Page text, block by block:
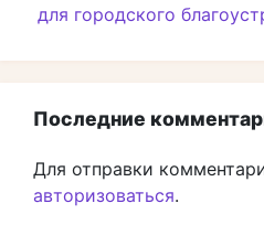
для городского
Последние
Для отправки
авторизоваться.